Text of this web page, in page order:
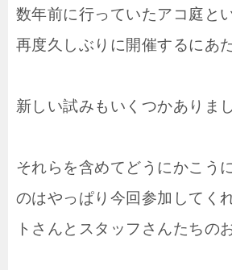
数年前に行っていたアコ庭と
再度久しぶりに開催するにあた
新しい試みもいくつかありまし
それらを含めてどうにかこう
のはやっぱり今回参加してく
トさんとスタッフさんたちの